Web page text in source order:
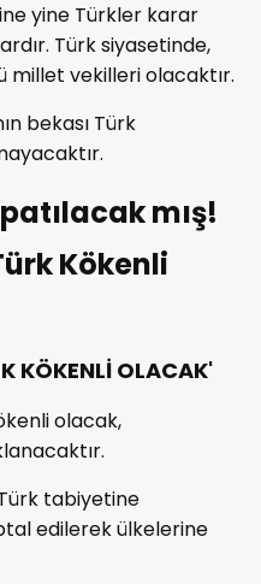
yine Türkler karar
Türk siyasetinde,
millet vekilleri olacaktır.
bekası Türk
mış!
Kökenli
KÖKENLİ OLACAK'
olacak,
tabiyetine
edilerek ülkelerine